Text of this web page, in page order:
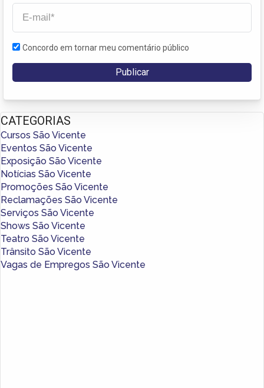
Concordo em tornar meu comentário público
CATEGORIAS
Cursos São Vicente
Eventos São Vicente
Exposição São Vicente
Notícias São Vicente
Promoções São Vicente
Reclamações São Vicente
Serviços São Vicente
Shows São Vicente
Teatro São Vicente
Trânsito São Vicente
Vagas de Empregos São Vicente